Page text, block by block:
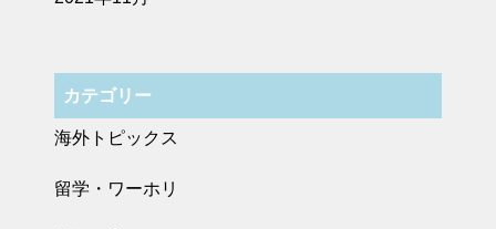
カテゴリー
海外トピックス
留学・ワーホリ